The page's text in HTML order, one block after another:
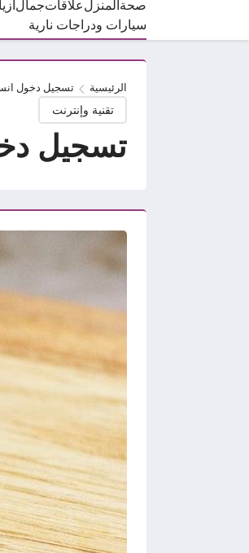
صحة المنزلعلاقاتجمال
سيارات ودراجات نارية
الرئيسية تسجيل دخول
تقنية وإنترنت
تسجيل